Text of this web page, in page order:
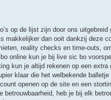
op de lijst zijn door ons
makkelijker dan ooit dankzij deze
reality checks en time-outs,
online kun je bij live sic bo
kun je altijd rekenen op een
klaar die het welbekende
openen op de site en een
betrouwbaarheid, heb je bij elk